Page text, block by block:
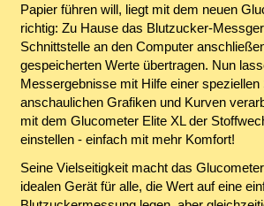
Papier führen will, liegt mit dem neuen
richtig: Zu Hause das Blutzucker-
Schnittstelle an den Computer
gespeicherten Werte übertragen. Nun
Messergebnisse mit Hilfe einer speziellen
anschaulichen Grafiken und Kurven
mit dem Glucometer Elite XL der
einstellen - einfach mit mehr Komfort!
Seine Vielseitigkeit macht das
idealen Gerät für alle, die Wert auf eine